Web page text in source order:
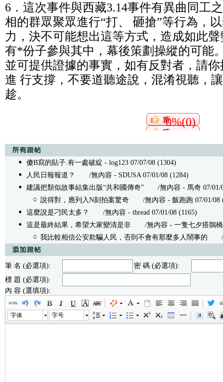
6．這次事件與西藏3.14事件有異曲同工
相的群眾聚眾進行“打、 砸搶”等行為，
力，決不可能想出這等方式，造成如此
有*份子參與其中，幕後策劃操縱的可能
並可提供證據的事實，如有反對者，請
進 行支撐，不要道聽途說，混淆視聽，
趁。
0%(0)
傻B寫的貼子.有一處破綻 - log123 07/07/08 (1304)
人民日報報道？
/無內容 - SDUSA 07/01/08 (1284)
建議把類似故事結集出版“共和國傳奇” /無內容 - 馬奇 07/01/
說得對，應列入N刻拍案驚奇 /無內容 - 飯跑跑 07/01/08
這麼說是刁民太多？
/無內容 - thread 07/01/08 (1165)
這是最終結果，希望大家變清是非 /無內容 - 一隻七夕搭鵲橋
我比較相信公安欺騙人民，否則不會有那麼多人鬧事的 /無
筆 名 (必選項):
密 碼 (必選項):
標 題 (必選項):
內 容 (選填項):
字体 字号